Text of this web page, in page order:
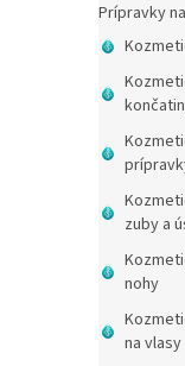
Prípravky
zuby a
nohy
na vlasy